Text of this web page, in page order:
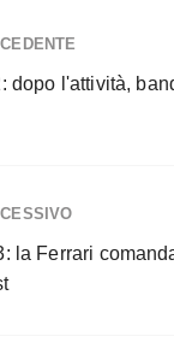
dopo l'attività,
la Ferrari